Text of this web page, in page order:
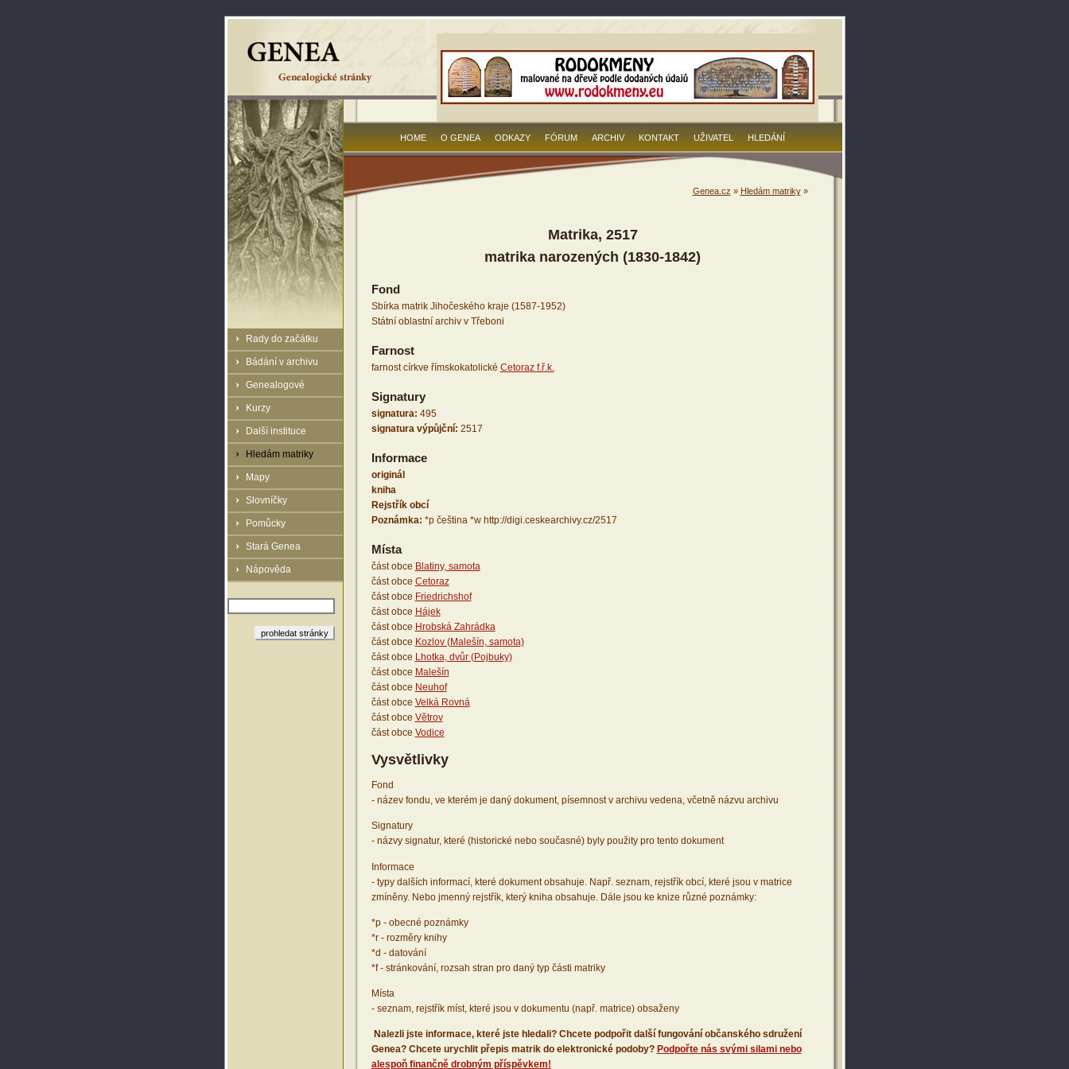
Rady do začátku
Bádání v archivu
Genealogové
Kurzy
Další instituce
Hledám matriky
Mapy
Slovníčky
Pomůcky
Stará Genea
Nápověda
HOME O GENEA ODKAZY FÓRUM ARCHIV KONTAKT UŽIVATEL HLEDÁNÍ
Genea.cz » Hledám matriky»
Matrika, 2517
matrika narozených (1830-1842)
Fond
Sbírka matrik Jihočeského kraje (1587-1952)
Státní oblastní archiv v Třeboni
Farnost
farnost církve římskokatolické Cetoraz f.ř.k.
Signatury
signatura: 495
signatura výpůjční: 2517
Informace
originál
kniha
Rejstřík obcí
Poznámka: *p čeština *w http://digi.ceskearchivy.cz/2517
Místa
část obce Blatiny, samota
část obce Cetoraz
část obce Friedrichshof
část obce Hájek
část obce Hrobská Zahrádka
část obce Kozlov (Malešín, samota)
část obce Lhotka, dvůr (Pojbuky)
část obce Malešín
část obce Neuhof
část obce Velká Rovná
část obce Větrov
část obce Vodice
Vysvětlivky
Fond
- název fondu, ve kterém je daný dokument, písemnost v archivu vedena, včetně názvu archivu
Signatury
- názvy signatur, které (historické nebo současné) byly použity pro tento dokument
Informace
- typy dalších informací, které dokument obsahuje. Např. seznam, rejstřík obcí, které jsou v matrice
zmíněny. Nebo jmenný rejstřík, který kniha obsahuje. Dále jsou ke knize různé poznámky:
*p - obecné poznámky
*r - rozměry knihy
*d - datování
*f - stránkování, rozsah stran pro daný typ části matriky
Místa
- seznam, rejstřík míst, které jsou v dokumentu (např. matrice) obsaženy
Nalezli jste informace, které jste hledali? Chcete podpořit další fungování občanského sdružení
Genea? Chcete urychlit přepis matrik do elektronické podoby? Podpořte nás svými silami nebo
alespoň finančně drobným příspěvkem!